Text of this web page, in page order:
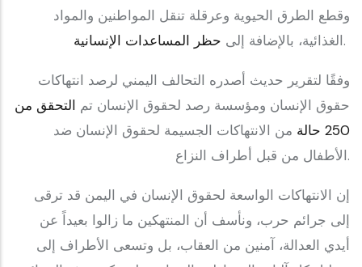
وقطع الطرق الحيوية وعرقلة تنقل المواطنين والمواد
الغذائية، بالإضافة إلى حظر المساعدات الإنسانية .
وفقًا لتقرير حديث أصدره التحالف اليمني لرصد انتهاكات
حقوق الإنسان ومؤسسة رصد لحقوق الإنسان تم التحقق من
250 حالة
من الانتهاكات الجسيمة لحقوق الإنسان ضد
الأطفال من قبل أطراف النزاع.
إن الانتهاكات الواسعة لحقوق الإنسان في اليمن قد ترقى
إلى جرائم حرب، ونأسف أن المنتهكين ما زالوا بعيداً عن
أيدي العدالة، آمنين من العقاب، بل وتسعى الأطراف إلى